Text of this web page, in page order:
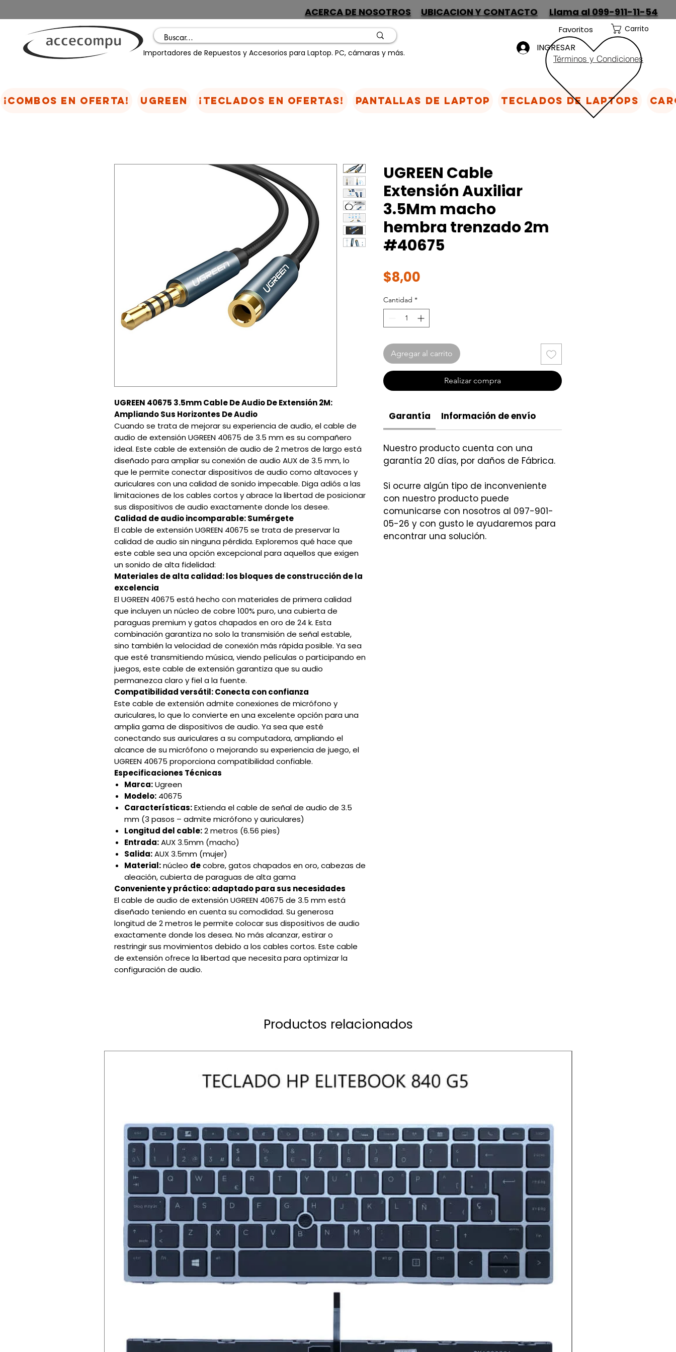
ACERCA DE NOSOTROS UBICACION Y CONTACTO Llama al 099-911-11-54
Importadores de Repuestos y Accesorios para Laptop. PC, cámaras y más.
Favoritos Carrito
Términos y Condiciones
INGRESAR
UGREEN 40675 3.5mm Cable De Audio De Extensión 2M:
Ampliando Sus Horizontes De Audio
Cuando se trata de mejorar su experiencia de audio, el cable de
audio de extensión UGREEN 40675 de 3.5 mm es su compañero
ideal. Este cable de extensión de audio de 2 metros de largo está
diseñado para ampliar su conexión de audio AUX de 3.5 mm, lo
que le permite conectar dispositivos de audio como altavoces y
auriculares con una calidad de sonido impecable. Diga adiós a las
limitaciones de los cables cortos y abrace la libertad de posicionar
sus dispositivos de audio exactamente donde los desee.
Calidad de audio incomparable: Sumérgete
El cable de extensión UGREEN 40675 se trata de preservar la
calidad de audio sin ninguna pérdida. Exploremos qué hace que
este cable sea una opción excepcional para aquellos que exigen
un sonido de alta fidelidad:
Materiales de alta calidad: los bloques de construcción de la
excelencia
El UGREEN 40675 está hecho con materiales de primera calidad
que incluyen un núcleo de cobre 100% puro, una cubierta de
paraguas premium y gatos chapados en oro de 24 k. Esta
combinación garantiza no solo la transmisión de señal estable,
sino también la velocidad de conexión más rápida posible. Ya sea
que esté transmitiendo música, viendo películas o participando en
juegos, este cable de extensión garantiza que su audio
permanezca claro y fiel a la fuente.
Compatibilidad versátil: Conecta con confianza
Este cable de extensión admite conexiones de micrófono y
auriculares, lo que lo convierte en una excelente opción para una
amplia gama de dispositivos de audio. Ya sea que esté
conectando sus auriculares a su computadora, ampliando el
alcance de su micrófono o mejorando su experiencia de juego, el
UGREEN 40675 proporciona compatibilidad confiable.
Especificaciones Técnicas
Marca:Ugreen
Modelo: 40675
Características:Extienda el cable de señal de audio de 3.5
mm (3 pasos – admite micrófono y auriculares)
Longitud del cable:2 metros (6.56 pies)
Entrada:AUX 3.5mm (macho)
Salida:AUX 3.5mm (mujer)
Material:núcleo decobre, gatos chapados en oro, cabezas de
aleación, cubierta de paraguas de alta gama
Conveniente y práctico: adaptado para sus necesidades
El cable de audio de extensión UGREEN 40675 de 3.5 mm está
diseñado teniendo en cuenta su comodidad. Su generosa
longitud de 2 metros le permite colocar sus dispositivos de audio
exactamente donde los desea. No más alcanzar, estirar o
restringir sus movimientos debido a los cables cortos. Este cable
de extensión ofrece la libertad que necesita para optimizar la
configuración de audio.
UGREEN Cable
Extensión Auxiliar
3.5Mm macho
hembra trenzado 2m
#40675
$8,00
Cantidad *
Agregar al carrito
Realizar compra
Garantía Información de envío
Nuestro producto cuenta con una
garantía 20 días, por daños de Fábrica.
Si ocurre algún tipo de inconveniente
con nuestro producto puede
comunicarse con nosotros al 097-901-
05-26 y con gusto le ayudaremos para
encontrar una solución.
Productos relacionados
¡COMBOS EN OFERTA! UGREEN ¡TECLADOS EN OFERTAS! Pantallas de Laptop Teclados de laptops